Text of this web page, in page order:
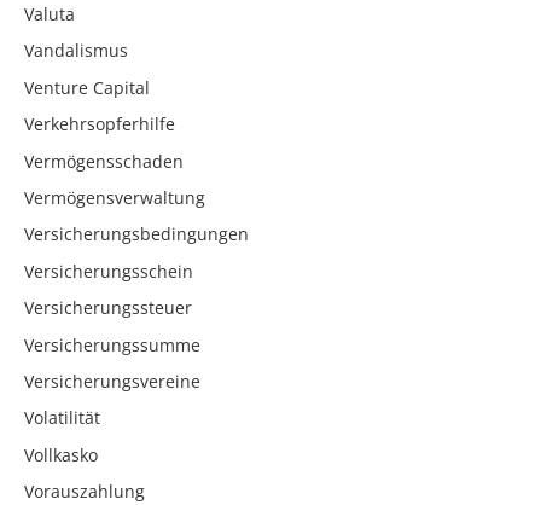
Valuta
Vandalismus
Venture Capital
Verkehrsopferhilfe
Vermögensschaden
Vermögensverwaltung
Versicherungsbedingungen
Versicherungsschein
Versicherungssteuer
Versicherungssumme
Versicherungsvereine
Volatilität
Vollkasko
Vorauszahlung